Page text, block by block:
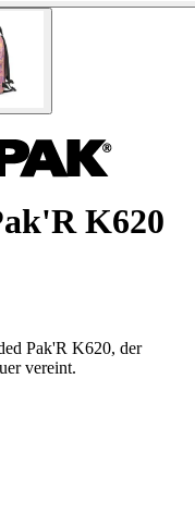
K620
Pak'R K620, der
vereint.